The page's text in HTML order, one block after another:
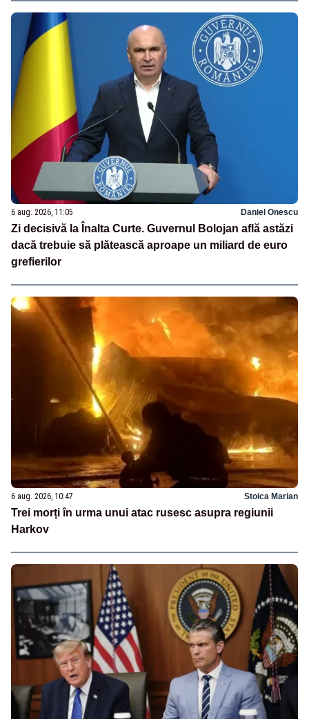
6 aug. 2026, 11:05 Daniel Onescu
Zi decisivă la Înalta Curte. Guvernul Bolojan află astăzi
dacă trebuie să plătească aproape un miliard de euro
grefierilor
6 aug. 2026, 10:47 Stoica Marian
Trei morți în urma unui atac rusesc asupra regiunii
Harkov